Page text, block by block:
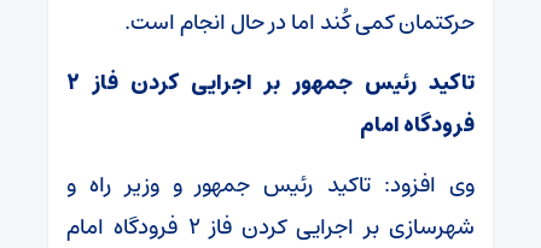
حرکتمان کمی کُند اما در حال انجام است.
تاکید رئیس جمهور بر اجرایی کردن فاز ۲
فرودگاه امام
وی افزود: تاکید رئیس جمهور و وزیر راه و
شهرسازی بر اجرایی کردن فاز ۲ فرودگاه امام